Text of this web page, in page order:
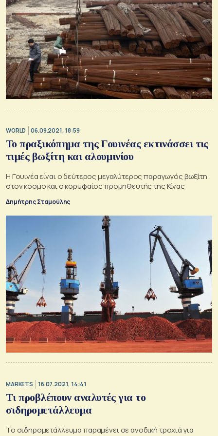
WORLD 06.09.2021, 18:59
Το πραξικόπημα της Γουινέας εκτινάσσει τις
τιμές βωξίτη και αλουμινίου
Η Γουινέα είναι ο δεύτερος μεγαλύτερος παραγωγός βωξίτη
στον κόσμο και ο κορυφαίος προμηθευτής της Κίνας
Δημήτρης Σταμούλης
MARKETS 16.07.2021, 14:41
Τι προβλέπουν αναλυτές για το
σιδηρομετάλλευμα
Το σιδηρομετάλλευμα παραμένει σε ανοδική τροχιά για